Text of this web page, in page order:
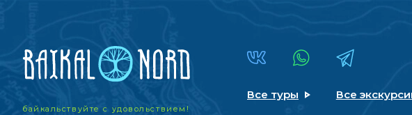
байкальствуйтес удовольствием!
Все туры Все